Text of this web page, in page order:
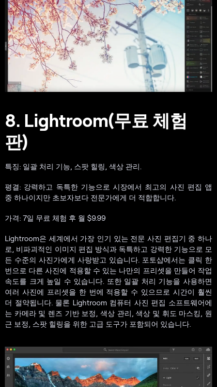
8. Lightroom(무료 체험
판)
특징: 일괄 처리 기능, 스팟 힐링, 색상 관리.
평결: 강력하고 독특한 기능으로 시장에서 최고의 사진 편집 앱
중 하나이지만 초보자보다 전문가에게 더 적합합니다.
가격: 7일 무료 체험 후 월 $9.99
Lightroom은 세계에서 가장 인기 있는 전문 사진 편집기 중 하나
로, 비파괴적인 이미지 편집 방식과 독특하고 강력한 기능으로 모
든 수준의 사진가에게 사랑받고 있습니다. 포토샵에서는 클릭 한
번으로 다른 사진에 적용할 수 있는 나만의 프리셋을 만들어 작업
속도를 크게 높일 수 있습니다. 또한 일괄 처리 기능을 사용하면
여러 사진에 프리셋을 한 번에 적용할 수 있으므로 시간이 훨씬
더 절약됩니다. 물론 Lightroom 컴퓨터 사진 편집 소프트웨어에
는 카메라 및 렌즈 기반 보정, 색상 관리, 색상 및 휘도 마스킹, 원
근 보정, 스팟 힐링을 위한 고급 도구가 포함되어 있습니다.